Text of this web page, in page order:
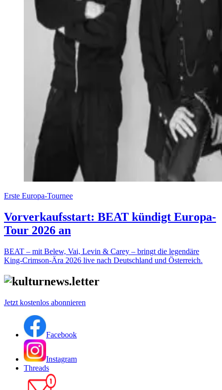
Erste Europa-Tournee
Vorverkaufsstart: BEAT kündigt Europa-
Tour 2026 an
BEAT – mit Belew, Vai, Levin & Carey – bringt die legendäre
King-Crimson-Ära 2026 live nach Deutschland und Österreich.
Jetzt kostenlos abonnieren
Facebook
Instagram
Threads